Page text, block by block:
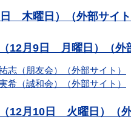
木曜日）（外部サイト
12月9日 月曜日）（外
（朋友会）（外部サイト）
（誠和会）（外部サイト）
12月10日 火曜日）（外